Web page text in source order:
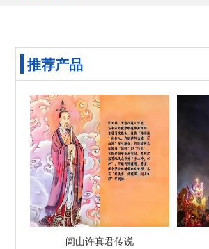
推荐产品
闾山许真君传说